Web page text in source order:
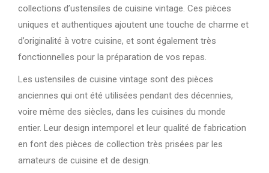
collections d’ustensiles de cuisine vintage. Ces pièces
uniques et authentiques ajoutent une touche de charme et
d’originalité à votre cuisine, et sont également très
fonctionnelles pour la préparation de vos repas.
Les ustensiles de cuisine vintage sont des pièces
anciennes qui ont été utilisées pendant des décennies,
voire même des siècles, dans les cuisines du monde
entier. Leur design intemporel et leur qualité de fabrication
en font des pièces de collection très prisées par les
amateurs de cuisine et de design.